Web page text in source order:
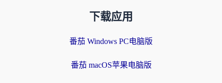
下载应用
番茄 Windows PC电脑版
番茄 macOS苹果电脑版